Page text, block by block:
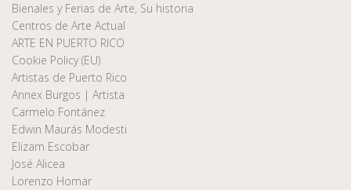
Bienales y Ferias de Arte, Su historia
Centros de Arte Actual
ARTE EN PUERTO RICO
Cookie Policy (EU)
Artistas de Puerto Rico
Annex Burgos | Artista
Carmelo Fontánez
Edwin Maurás Modesti
Elizam Escobar
José Alicea
Lorenzo Homar